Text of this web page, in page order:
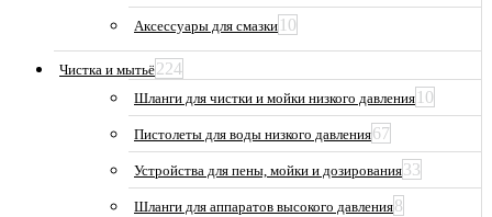
Аксессуары для смазки 10
Чистка и мытьё224
Шланги для чистки и мойки низкого давления 10
Пистолеты для воды низкого давления67
Устройства для пены, мойки и дозирования33
Шланги для аппаратов высокого давления8